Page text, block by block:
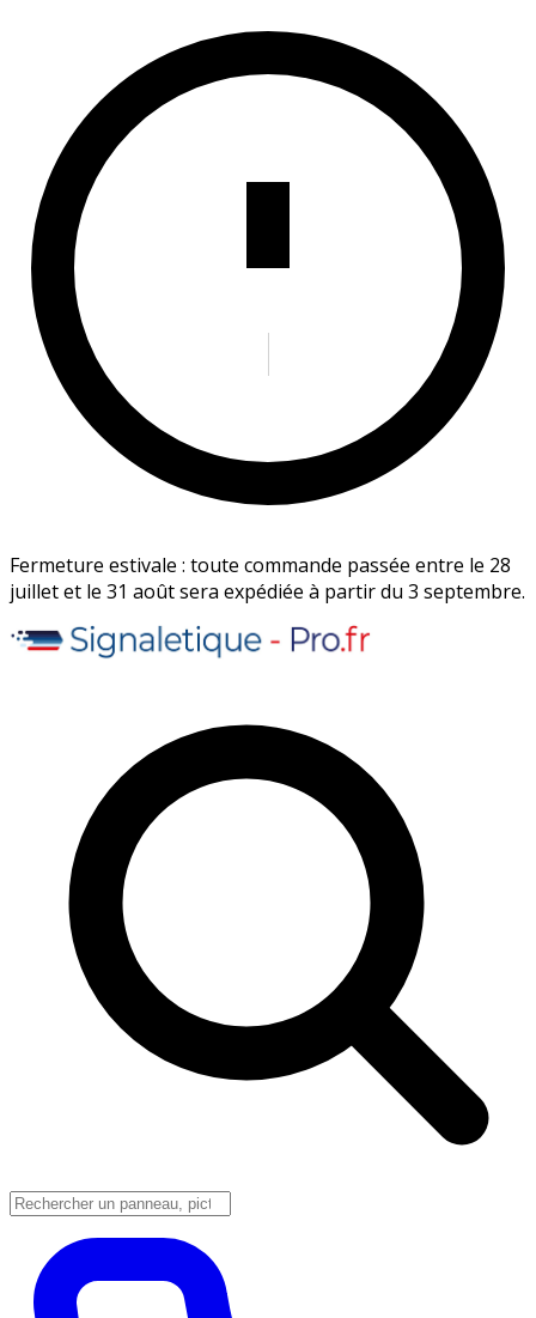
Fermeture estivale : toute commande passée entre le 28
juillet et le 31 août sera expédiée à partir du 3 septembre.